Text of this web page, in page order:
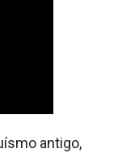
antigo,